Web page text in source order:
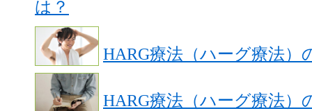
は？
HARG療法（ハーグ療法）
HARG療法（ハーグ療法）